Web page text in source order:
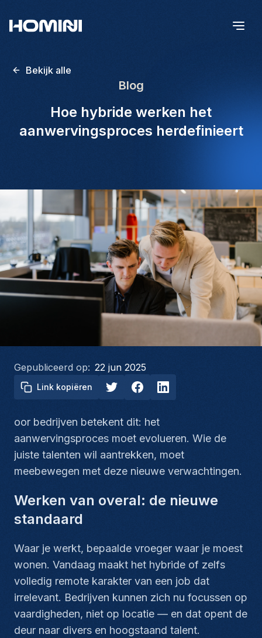
Bekijk alle
Blog
Hoe hybride werken het
aanwervingsproces herdefinieert
Gepubliceerd op: 22 jun 2025
Link kopiëren
oor bedrijven betekent dit: het
aanwervingsproces moet evolueren. Wie de
juiste talenten wil aantrekken, moet
meebewegen met deze nieuwe verwachtingen.
Werken van overal: de nieuwe
standaard
Waar je werkt, bepaalde vroeger waar je moest
wonen. Vandaag maakt het hybride of zelfs
volledig remote karakter van een job dat
irrelevant. Bedrijven kunnen zich nu focussen op
vaardigheden, niet op locatie — en dat opent de
deur naar divers en hoogstaand talent.